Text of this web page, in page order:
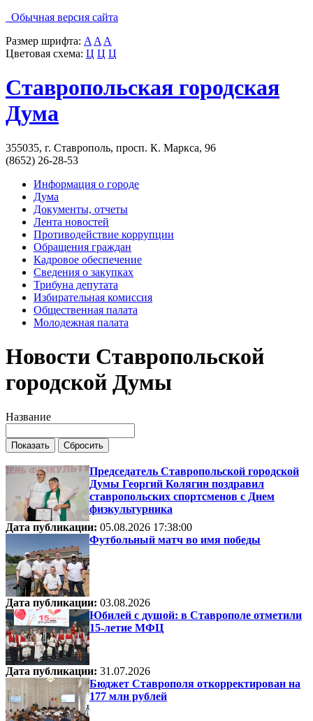
Обычная версия сайта
Размер шрифта: A A A
Цветовая схема: Ц Ц Ц
Ставропольская городская
Дума
355035, г. Ставрополь, просп. К. Маркса, 96
(8652) 26-28-53
Информация о городе
Дума
Документы, отчеты
Лента новостей
Противодействие коррупции
Обращения граждан
Кадровое обеспечение
Сведения о закупках
Трибуна депутата
Избирательная комиссия
Общественная палата
Молодежная палата
Новости Ставропольской
городской Думы
Название
Председатель Ставропольской городской
Думы Георгий Колягин поздравил
ставропольских спортсменов с Днем
физкультурника
Дата публикации: 05.08.2026 17:38:00
Футбольный матч во имя победы
Дата публикации: 03.08.2026
Юбилей с душой: в Ставрополе отметили
15-летие МФЦ
Дата публикации: 31.07.2026
Бюджет Ставрополя откорректирован на
177 млн рублей